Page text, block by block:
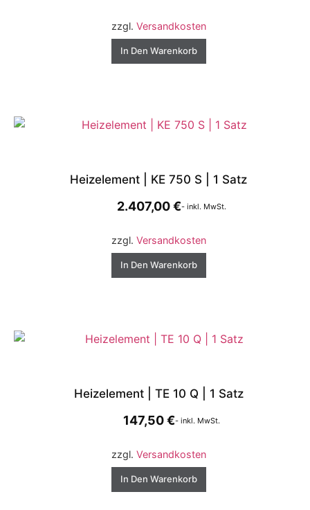
In Den Warenkorb
zzgl. Versandkosten
Heizelement | KE 750 S | 1 Satz
2.407,00€- inkl. MwSt.
In Den Warenkorb
zzgl. Versandkosten
Heizelement | TE 10 Q | 1 Satz
147,50€- inkl. MwSt.
In Den Warenkorb
zzgl. Versandkosten